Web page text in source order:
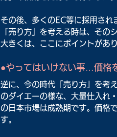
その後、多くのEC等に採用され
「売り方」を考える時は、その
大きくは、ここにポイントがあり
●やってはいけない事…価格
逆に、今の時代「売り方」を考
のダイエーの様な、大量仕入れ
の日本市場は成熟期です。価格
す。